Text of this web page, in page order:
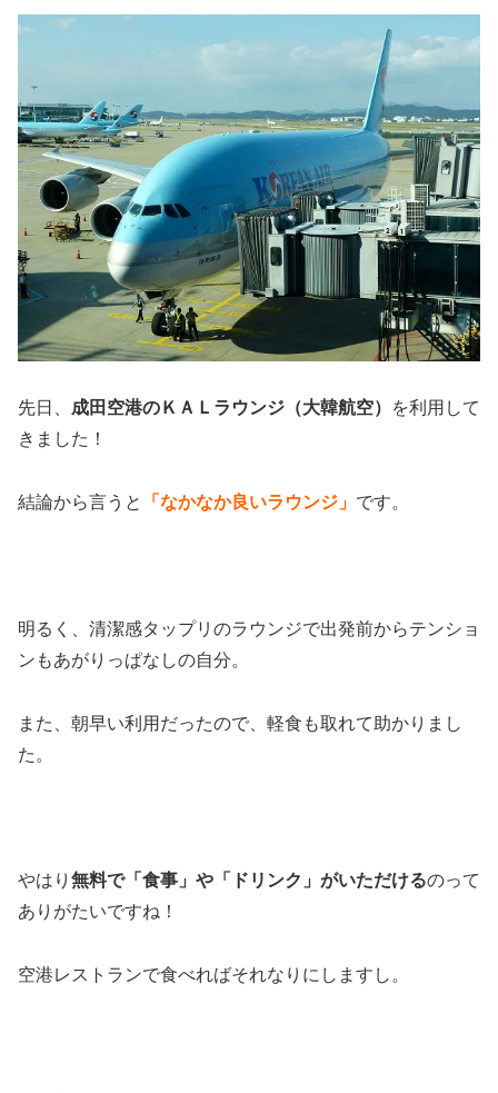
先日、 成田空港のＫＡＬラウンジ（大韓航空）
を利用して
きました！
結論から言うと 「なかなか良いラウンジ」 です。
明るく、清潔感タップリのラウンジで出発前からテンショ
ンもあがりっぱなしの自分。
また、朝早い利用だったので、軽食も取れて助かりまし
た。
やはり 無料で「食事」や「ドリンク」がいただけるのって
ありがたいですね！
空港レストランで食べればそれなりにしますし。